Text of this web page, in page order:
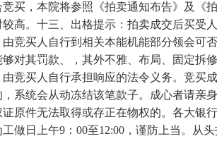
买，本院将参照《拍卖通知布告》及
高。十三、出格提示：拍卖成交后买
竞买人自行到相关本能机能部分领会
其罚款、，其外不雅、布局、固定拆
竞买人自行承担响应的法令义务。竞买
系统会从动冻结该笔款子。成心者请
原件无法取得或存正在物权的。各大
做日上午9：00至12:00，谨防上当。